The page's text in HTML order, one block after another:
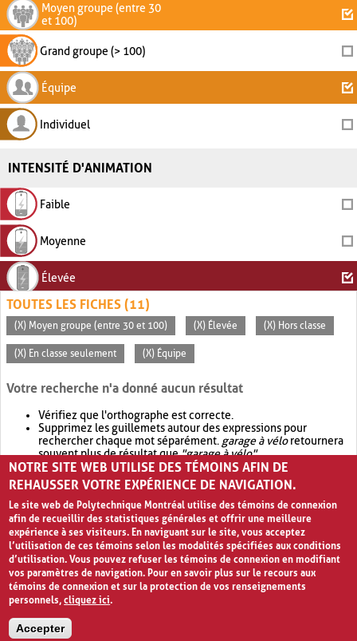
Moyen groupe (entre 30
et 100)
Grand groupe (> 100)
Équipe
Individuel
INTENSITÉ D'ANIMATION
Faible
Moyenne
Élevée
TOUTES LES FICHES (11)
(X) Moyen groupe (entre 30 et 100) (X) Élevée (X) Hors classe
(X) En classe seulement (X) Équipe
Votre recherche n'a donné aucun résultat
Vérifiez que l'orthographe est correcte.
Supprimez les guillemets autour des expressions pour
rechercher chaque mot séparément. garage à véloretournera
souvent plus de résultat que"garage à vélo".
Envisagez d'élargir votre recherche avec OR.garage OR vélo
retournera souvent plus de résultat quegarage à vélo
NOTRE SITE WEB UTILISE DES TÉMOINS AFIN DE
REHAUSSER VOTRE EXPÉRIENCE DE NAVIGATION.
Le site web de Polytechnique Montréal utilise des témoins de connexion
afin de recueillir des statistiques générales et offrir une meilleure
expérience à ses visiteurs. En naviguant sur le site, vous acceptez
l’utilisation de ces témoins selon les modalités spécifiées aux conditions
d’utilisation. Vous pouvez refuser les témoins de connexion en modifiant
vos paramètres de navigation. Pour en savoir plus sur le recours aux
témoins de connexion et sur la protection de vos renseignements
personnels,cliquez ici.
Accepter